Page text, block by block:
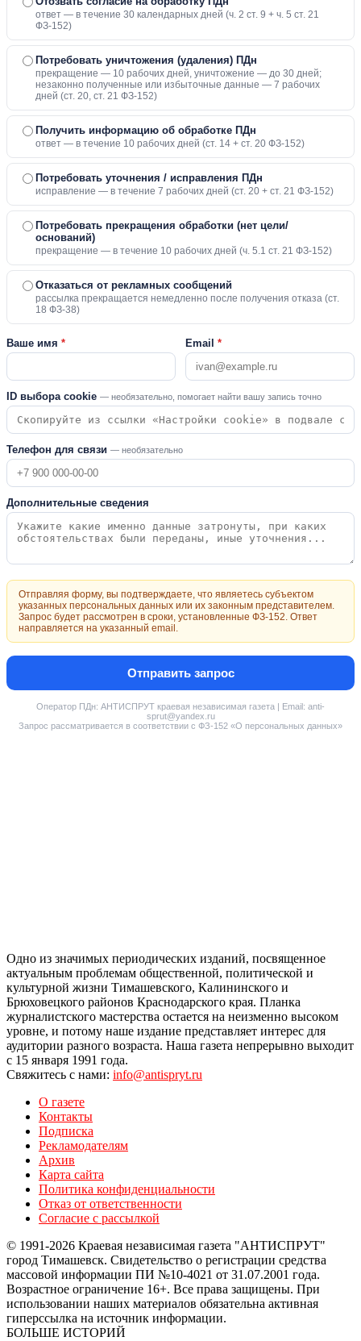
ответ — в течение 30 календарных дней (ч. 2 ст. 9 + ч. 5 ст. 21
ФЗ-152)
Потребовать уничтожения (удаления) ПДн
прекращение — 10 рабочих дней, уничтожение — до 30 дней;
незаконно полученные или избыточные данные — 7 рабочих
дней (ст. 20, ст. 21 ФЗ-152)
Получить информацию об обработке ПДн
ответ — в течение 10 рабочих дней (ст. 14 + ст. 20 ФЗ-152)
Потребовать уточнения / исправления ПДн
исправление — в течение 7 рабочих дней (ст. 20 + ст. 21 ФЗ-152)
Потребовать прекращения обработки (нет цели/
оснований)
прекращение — в течение 10 рабочих дней (ч. 5.1 ст. 21 ФЗ-152)
Отказаться от рекламных сообщений
рассылка прекращается немедленно после получения отказа (ст.
18 ФЗ-38)
Ваше имя * Email *
ID выбора cookie — необязательно, помогает найти вашу запись точно
Телефон для связи — необязательно
Дополнительные сведения
Отправляя форму, вы подтверждаете, что являетесь субъектом
указанных персональных данных или их законным представителем.
Запрос будет рассмотрен в сроки, установленные ФЗ-152. Ответ
направляется на указанный email.
Отправить запрос
Оператор ПДн: АНТИСПРУТ краевая независимая газета | Email: anti-
sprut@yandex.ru
Запрос рассматривается в соответствии с ФЗ-152 «О персональных данных»
Одно из значимых периодических изданий, посвященное
актуальным проблемам общественной, политической и
культурной жизни Тимашевского, Калининского и
Брюховецкого районов Краснодарского края. Планка
журналистского мастерства остается на неизменно высоком
уровне, и потому наше издание представляет интерес для
аудитории разного возраста. Наша газета непрерывно выходит
с 15 января 1991 года.
Свяжитесь с нами: info@antispryt.ru
О газете
Контакты
Подписка
Рекламодателям
Архив
Карта сайта
Политика конфиденциальности
Отказ от ответственности
Согласие с рассылкой
© 1991-2026 Краевая независимая газета "АНТИСПРУТ"
город Тимашевск. Свидетельство о регистрации средства
массовой информации ПИ №10-4021 от 31.07.2001 года.
Возрастное ограничение 16+. Все права защищены. При
использовании наших материалов обязательна активная
гиперссылка на источник информации.
БОЛЬШЕ ИСТОРИЙ